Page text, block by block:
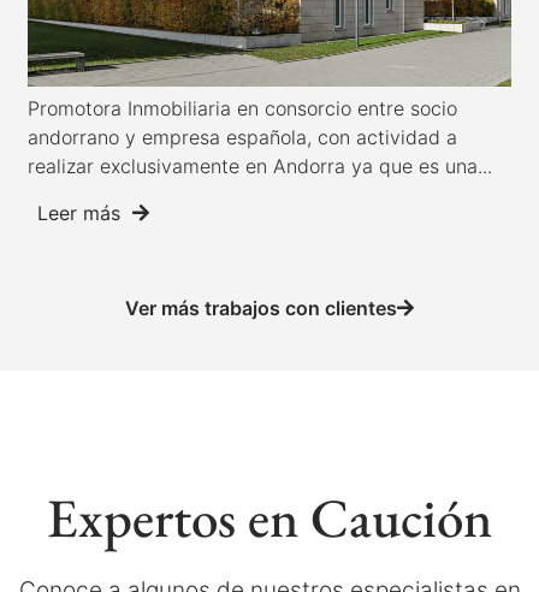
Promotora Inmobiliaria en consorcio entre socio
andorrano y empresa española, con actividad a
realizar exclusivamente en Andorra ya que es una...
Leer más
Ver más trabajos con clientes
Expertos en Caución